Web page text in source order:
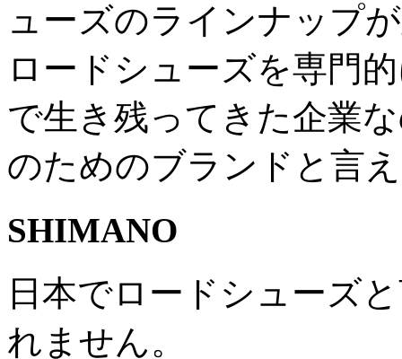
ューズのラインナップ
ロードシューズを専門
で生き残ってきた企業
のためのブランドと言
SHIMANO
日本でロードシューズ
れません。